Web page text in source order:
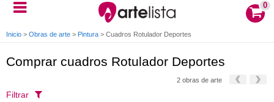
0
Inicio > Obras de arte > Pintura > Cuadros Rotulador Deportes
Comprar cuadros Rotulador Deportes
2 obras de arte
Filtrar